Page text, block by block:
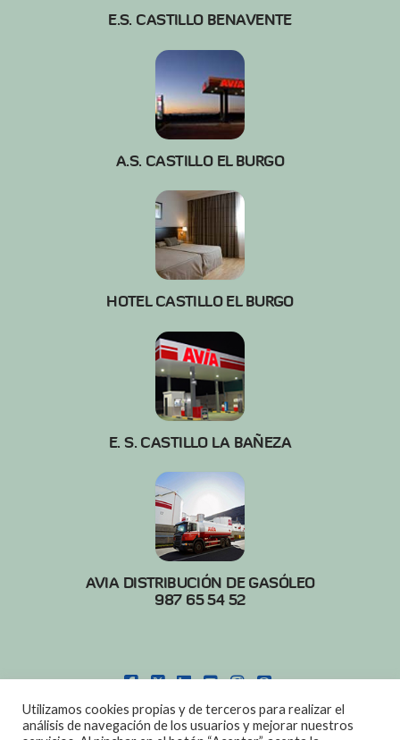
E.S. CASTILLO BENAVENTE
A.S. CASTILLO EL BURGO
HOTEL CASTILLO EL BURGO
E. S. CASTILLO LA BAÑEZA
AVIA DISTRIBUCIÓN DE GASÓLEO
987 65 54 52
POLITICA DE COOKIES|AVISO LEGAL
Utilizamos cookies propias y de terceros para realizar el
análisis de navegación de los usuarios y mejorar nuestros